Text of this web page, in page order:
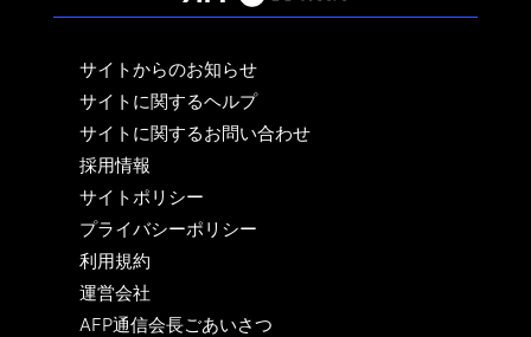
サイトからのお知らせ
サイトに関するヘルプ
サイトに関するお問い合わせ
採用情報
サイトポリシー
プライバシーポリシー
利用規約
運営会社
AFP通信会長ごあいさつ